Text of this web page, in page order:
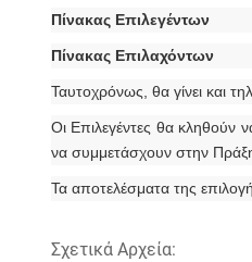
Πίνακας Επιλεγέντων
Πίνακας Επιλαχόντων
Ταυτοχρόνως, θα γίνει και
Οι Επιλεγέντες θα κληθούν
να συμμετάσχουν στην
Τα αποτελέσματα της
Σχετικά Αρχεία: